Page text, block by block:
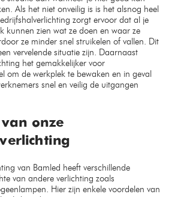
Als het niet onveilig is is het alsnog heel
zorgt ervoor dat al je
kunnen zien wat ze doen en waar ze
ze minder snel struikelen of vallen. Dit
vervelende situatie zijn. Daarnaast
het gemakkelijker voor
om de werkplek te bewaken en in geval
snel en veilig de uitgangen
onze
van Bamled heeft verschillende
van andere verlichting zoals
Hier zijn enkele voordelen van